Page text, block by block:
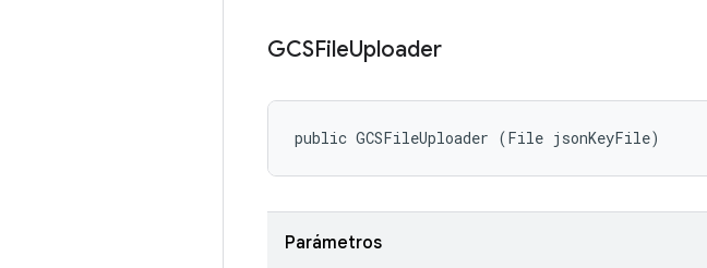
GCSFileUploader
public GCSFileUploader (File jsonKeyFile)
Parámetros